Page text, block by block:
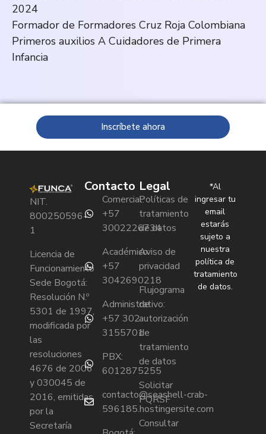
2024
Formador de Formadores Cruz Roja Colombiana
Primeros auxilios A Cuidadores de Primera
Infancia
Inscríbete ahora
NIT.
800250596-
1
Licencia de
Funcionamiento
Sede Bogotá:
Resolución N.º
5301 de 1997,
modificada por
las
resoluciones
4676 de 2006
y 030045 de
2016, emitidas
por la
Secretaría
Contacto
Comercial:
+57
3002226734
Académico:
+57
3042690218
Administrativo:
+57 302
3155701
PBX:
6012875255
contacto@seashell-crab-
596185.hostingersite.com
Legal
Políticas de
tratamiento
de datos
Aviso de
privacidad
Flujograma
de
autorización
de
tratamiento
de datos
Solicitar
PQRSF
Consultar
*Al
ingresar tu
email
estarás
sujeto a
nuestra
política de
tratamiento
de datos.